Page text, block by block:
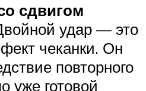
сдвигом
удар — это
чеканки. Он
повторного
уже готовой